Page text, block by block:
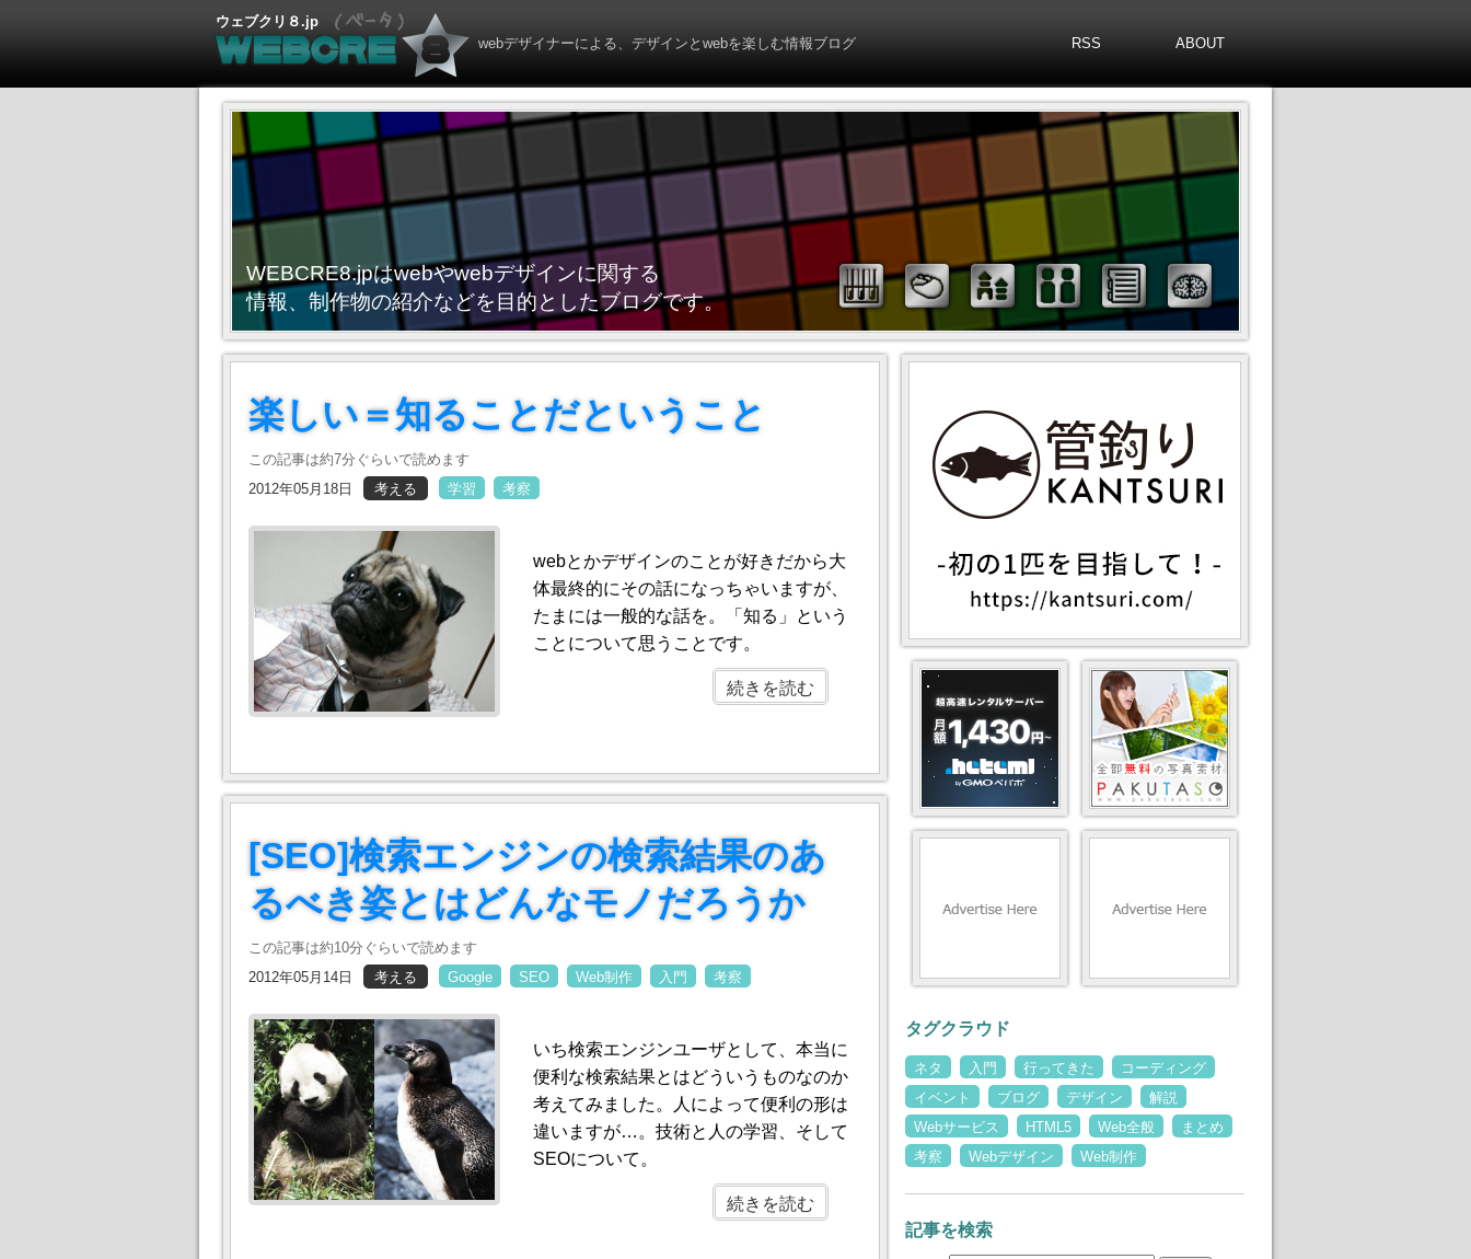
ウェブクリ８.jp
webデザイナーによる、デザインとwebを楽しむ情報ブログ RSS ABOUT
WEBCRE8.jpはwebやwebデザインに関する
情報、制作物の紹介などを目的としたブログです。
楽しい＝知ることだということ
この記事は約7分ぐらいで読めます
2012年05月18日
考える 学習 考察
webとかデザインのことが好きだから大
体最終的にその話になっちゃいますが、
たまには一般的な話を。「知る」という
ことについて思うことです。
続きを読む
[SEO]検索エンジンの検索結果のあ
るべき姿とはどんなモノだろうか
この記事は約10分ぐらいで読めます
2012年05月14日
考える Google SEO Web制作 入門 考察
いち検索エンジンユーザとして、本当に
便利な検索結果とはどういうものなのか
考えてみました。人によって便利の形は
違いますが…。技術と人の学習、そして
SEOについて。
続きを読む
タグクラウド
ネタ 入門 行ってきた
コーディング
イベント
ブログ デザイン
解説
Webサービス
HTML5 Web全般
まとめ
考察
Webデザイン Web制作
記事を検索